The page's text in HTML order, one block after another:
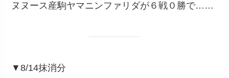
ヌヌース産駒ヤマニンファリダが６戦０勝で……
▼8/14抹消分